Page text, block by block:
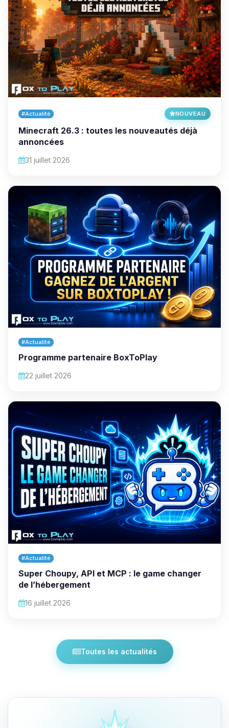
#Actualité NOUVEAU
Minecraft 26.3 : toutes les nouveautés déjà
annoncées
31 juillet 2026
#Actualité
Programme partenaire BoxToPlay
22 juillet 2026
#Actualité
Super Choupy, API et MCP : le game changer
de l’hébergement
16 juillet 2026
Toutes les actualités